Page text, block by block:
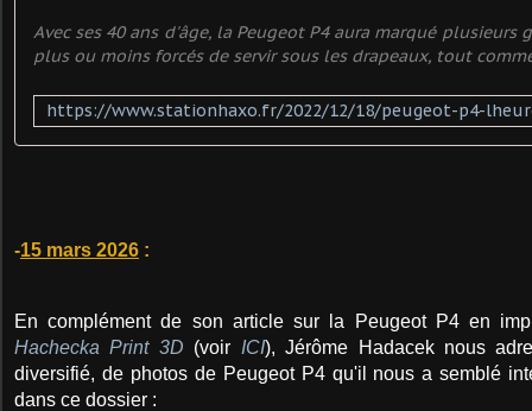
Avec ses 40 ans d'âge, la Peugeot P4 aura marqué plusieurs
plus ou moins forcés de servir sous les drapeaux, tout
-15 mars 2026 :
En complément de son article sur la Peugeot P4 en
Hachecka Print 3D (voir ICI), Jérôme Hadacek nous
diversifié, de photos de Peugeot P4 qu'il nous a semblé
dans ce dossier :